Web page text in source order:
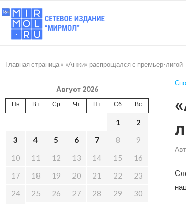
Главная страница » «Анжи» распрощался с премьер-лигой
Август 2026
Пн Вт Ср Чт Пт Сб Вс
1
2
3
4 5 6 7 8
9
10
11 12 13 14 15
16
17
18 19 20 21 22
23
24
25 26 27 28 29
30